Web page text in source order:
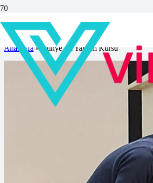
İstinye İlk Yardım Kursu
Anasayfa » İstinye İlk Yardım Kursu